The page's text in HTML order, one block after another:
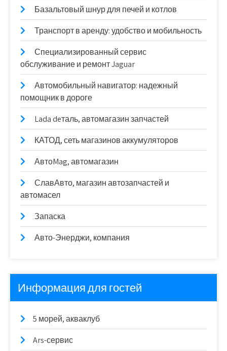
Базальтовый шнур для печей и котлов
Транспорт в аренду: удобство и мобильность
Специализированный сервис
обслуживание и ремонт Jaguar
Автомобильный навигатор: надежный
помощник в дороге
Lada deталь, автомагазин запчастей
КАТОД, сеть магазинов аккумуляторов
АвтоMag, автомагазин
СлавАвто, магазин автозапчастей и
автомасел
Запаска
Авто-Энерджи, компания
Информация для гостей
5 морей, акваклуб
Ars-сервис